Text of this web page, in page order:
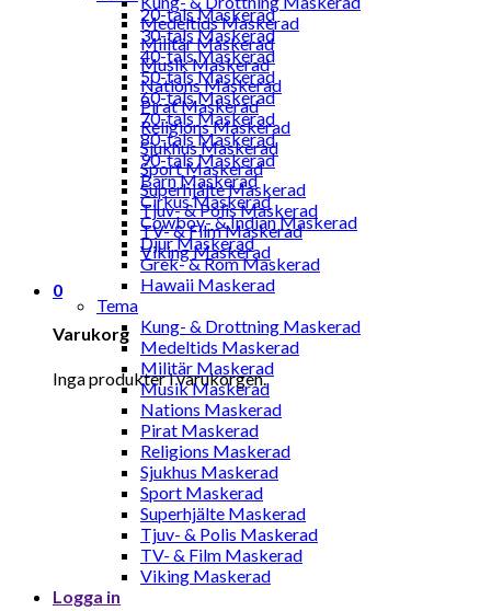
Medeltids Maskerad
Militär Maskerad
Musik Maskerad
Nations Maskerad
Pirat Maskerad
Religions Maskerad
Sjukhus Maskerad
Sport Maskerad
Superhjälte Maskerad
Tjuv- & Polis Maskerad
TV- & Film Maskerad
Viking Maskerad
0
Varukorg
Inga produkter i varukorgen.
20-tals Maskerad
30-tals Maskerad
40-tals Maskerad
50-tals Maskerad
60-tals Maskerad
70-tals Maskerad
80-tals Maskerad
90-tals Maskerad
Barn Maskerad
Cirkus Maskerad
Cowboy- & Indian Maskerad
Djur Maskerad
Grek- & Rom Maskerad
Hawaii Maskerad
Tema
Kung- & Drottning Maskerad
Medeltids Maskerad
Militär Maskerad
Musik Maskerad
Nations Maskerad
Pirat Maskerad
Religions Maskerad
Sjukhus Maskerad
Sport Maskerad
Superhjälte Maskerad
Tjuv- & Polis Maskerad
TV- & Film Maskerad
Viking Maskerad
Logga in